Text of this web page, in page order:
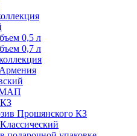
0,5 л
0,7 л
МАП
Прошянского КЗ